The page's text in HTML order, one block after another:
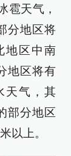
雹天气，
分地区将
地区中南
地区将有
天气，其
部分地区
以上。